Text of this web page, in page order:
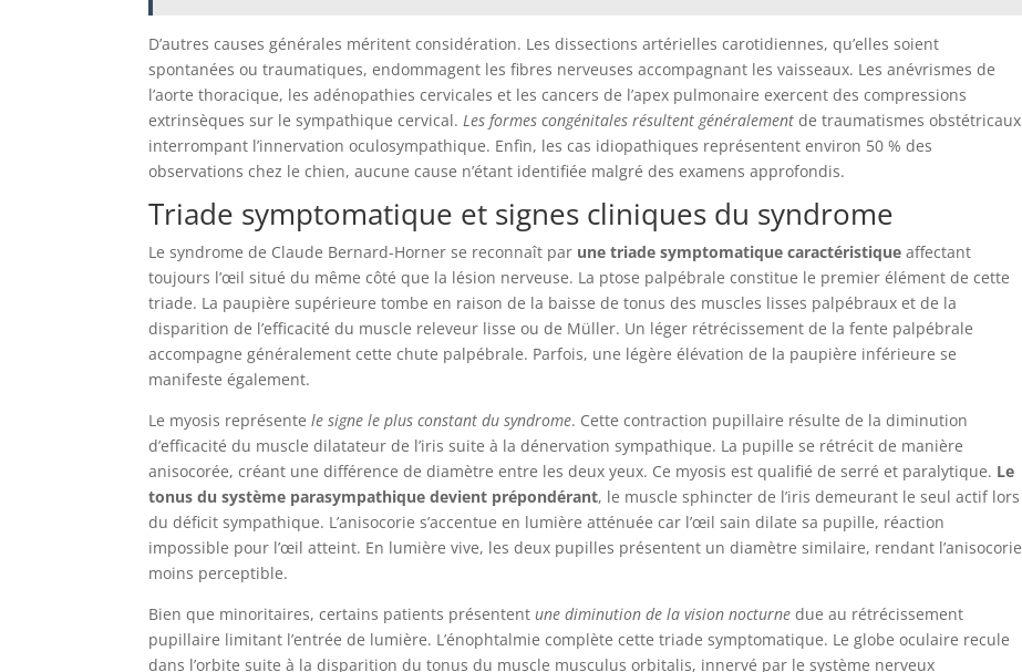
D’autres causes générales méritent considération. Les dissections artérielles carotidiennes, qu’elles soient
spontanées ou traumatiques, endommagent les fibres nerveuses accompagnant les vaisseaux. Les anévrismes de
l’aorte thoracique, les adénopathies cervicales et les cancers de l’apex pulmonaire exercent des compressions
extrinsèques sur le sympathique cervical.Les formes congénitales résultent généralement de traumatismes obstétricaux
interrompant l’innervation oculosympathique. Enfin, les cas idiopathiques représentent environ 50 % des
observations chez le chien, aucune cause n’étant identifiée malgré des examens approfondis.
Triade symptomatique et signes cliniques du syndrome
Le syndrome de Claude Bernard-Horner se reconnaît par une triade symptomatique caractéristique affectant
toujours l’œil situé du même côté que la lésion nerveuse. La ptose palpébrale constitue le premier élément de cette
triade. La paupière supérieure tombe en raison de la baisse de tonus des muscles lisses palpébraux et de la
disparition de l’efficacité du muscle releveur lisse ou de Müller. Un léger rétrécissement de la fente palpébrale
accompagne généralement cette chute palpébrale. Parfois, une légère élévation de la paupière inférieure se
manifeste également.
Le myosis représentele signe le plus constant du syndrome. Cette contraction pupillaire résulte de la diminution
d’efficacité du muscle dilatateur de l’iris suite à la dénervation sympathique. La pupille se rétrécit de manière
anisocorée, créant une différence de diamètre entre les deux yeux. Ce myosis est qualifié de serré et paralytique. Le
tonus du système parasympathique devient prépondérant, le muscle sphincter de l’iris demeurant le seul actif lors
du déficit sympathique. L’anisocorie s’accentue en lumière atténuée car l’œil sain dilate sa pupille, réaction
impossible pour l’œil atteint. En lumière vive, les deux pupilles présentent un diamètre similaire, rendant l’anisocorie
moins perceptible.
Bien que minoritaires, certains patients présententune diminution de la vision nocturne due au rétrécissement
pupillaire limitant l’entrée de lumière. L’énophtalmie complète cette triade symptomatique. Le globe oculaire recule
dans l’orbite suite à la disparition du tonus du muscle musculus orbitalis, innervé par le système nerveux